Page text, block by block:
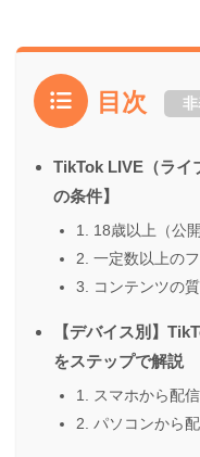
目次
TikTok LIVE（ライ
の条件】
1. 18歳以上（公開
2. 一定数以上の
3. コンテンツの
【デバイス別】
をステップで解説
1. スマホから配
2. パソコンから